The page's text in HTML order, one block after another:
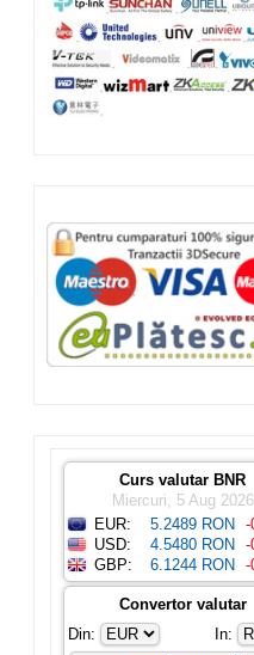
Curs valutar BNR
Miercuri, 5 Aug 2026
EUR:
5.2489 RON
-
USD:
4.5480 RON
-
GBP:
6.1244 RON -
Convertor valutar
Din:
In: